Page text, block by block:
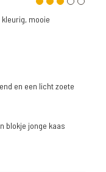
mooie
en een licht zoete
blokje jonge kaas